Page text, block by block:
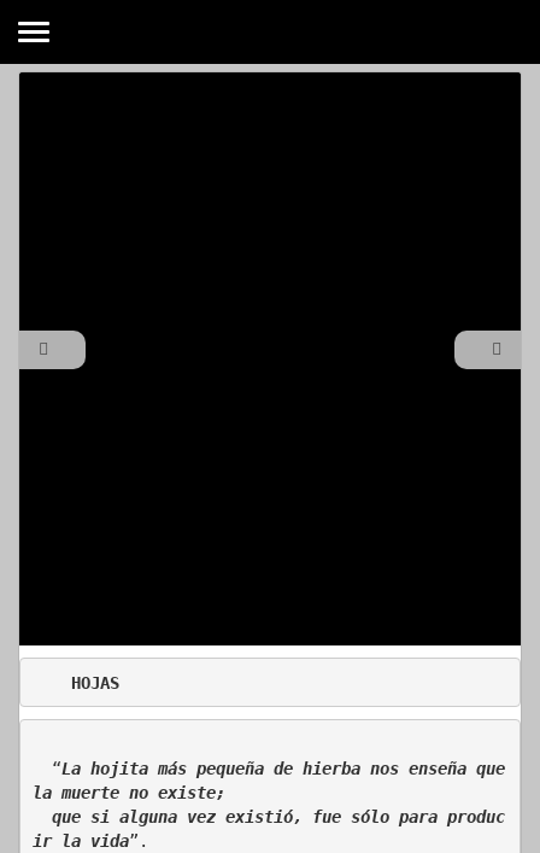
HOJAS
  “
La hojita más pequeña de hierba nos enseña que
la muerte no existe;
ir la vida”.